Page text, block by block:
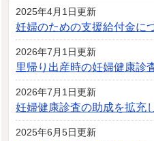
2025年4月1日更新
妊婦のための支援給付金に
2026年7月1日更新
里帰り出産時の妊婦健康診
2026年7月1日更新
妊婦健康診査の助成を拡充
2025年6月5日更新